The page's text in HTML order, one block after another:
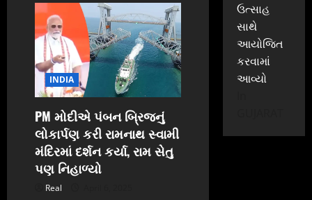
INDIA
PM મોદીએ પંબન બ્રિજનું
લોકાર્પણ કરી રામનાથ સ્વામી
મંદિરમાં દર્શન કર્યા, રામ સેતુ
પણ નિહાળ્યો
Real
ઉત્સાહ
સાથે
આયોજિત
કરવામાં
આવ્યો